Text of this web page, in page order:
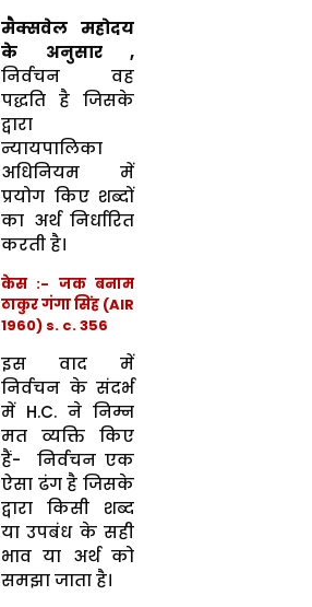
मैक्सवेल महोदय
के अनुसार ,
निर्वचन वह
पद्धति है जिसके
द्वारा
न्यायपालिका
अधिनियम में
प्रयोग किए शब्दों
का अर्थ निर्धारित
करती है।
केस :- जक बनाम
ठाकुर गंगा सिंह (AIR
1960) s. c. 356
इस वाद में
निर्वचन के संदर्भ
में H.C. ने निम्न
मत व्यक्ति किए
हैं- निर्वचन एक
ऐसा ढंग है जिसके
द्वारा किसी शब्द
या उपबंध के सही
भाव या अर्थ को
समझा जाता है।